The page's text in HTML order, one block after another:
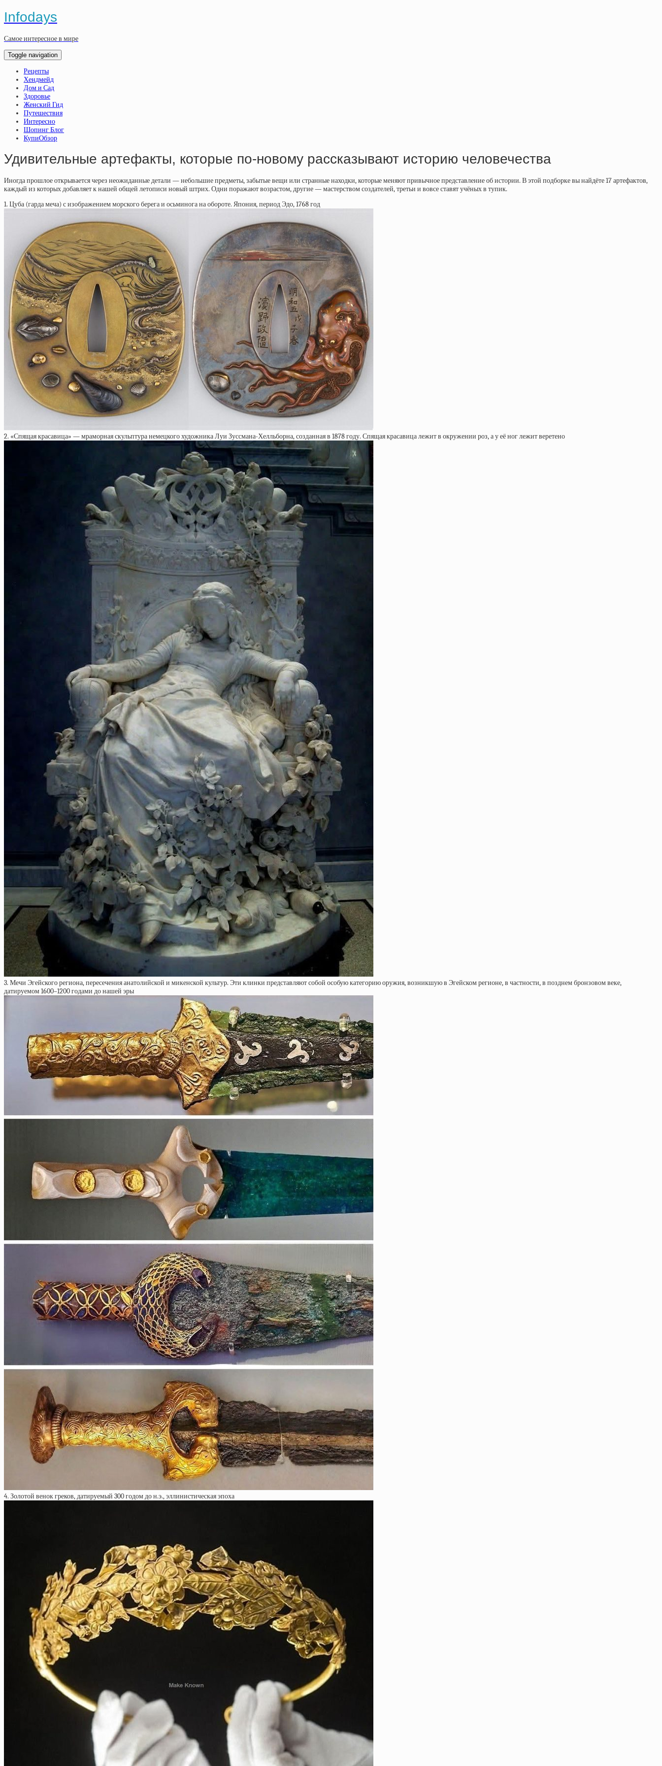
Infodays
Самое интересное в мире
Toggle navigation
Рецепты
Хендмейд
Дом и Сад
Здоровье
Женский Гид
Путешествия
Интересно
Шопинг Блог
КупиОбзор
Удивительные артефакты, которые по-новому рассказывают историю человечества
Иногда прошлое открывается через неожиданные детали — небольшие предметы, забытые вещи или странные находки, которые меняют привычное представление об истории. В этой подборке вы найдёте 17 артефактов,
каждый из которых добавляет к нашей общей летописи новый штрих. Одни поражают возрастом, другие — мастерством создателей, третьи и вовсе ставят учёных в тупик.
1. Цуба (гарда меча) с изображением морского берега и осьминога на обороте. Япония, период Эдо, 1768 год
2. «Спящая красавица» — мраморная скульптура немецкого художника Луи Зуссмана-Хелльборна, созданная в 1878 году. Спящая красавица лежит в окружении роз, а у её ног лежит веретено
3. Мечи Эгейского региона, пересечения анатолийской и микенской культур. Эти клинки представляют собой особую категорию оружия, возникшую в Эгейском регионе, в частности, в позднем бронзовом веке,
датируемом 1600–1200 годами до нашей эры
4. Золотой венок греков, датируемый 300 годом до н.э., эллинистическая эпоха